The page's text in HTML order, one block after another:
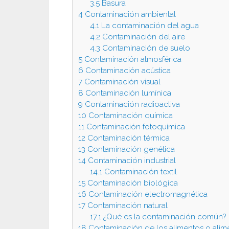
3.5Basura
4 Contaminación ambiental
4.1La contaminación del agua
4.2 Contaminación del aire
4.3 Contaminación de suelo
5 Contaminación atmosférica
6 Contaminación acústica
7 Contaminación visual
8 Contaminación lumínica
9 Contaminación radioactiva
10 Contaminación química
11 Contaminación fotoquímica
12 Contaminación térmica
13 Contaminación genética
14 Contaminación industrial
14.1Contaminación textil
15 Contaminación biológica
16 Contaminación electromagnética
17 Contaminación natural
17.1¿Qué es la contaminación común?